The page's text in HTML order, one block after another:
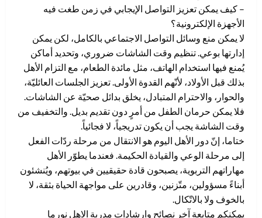
– كيف يمكن تعزيز التواصل الإيجابي في زمن طغت فيه
الأجهزة الإلكترونية؟
لا يمكن منع وسائل التواصل الاجتماعي بالكامل، لكن يمكن
إدارتها بوعي. تنظيم وقت الشاشات ضروري، وتحديد أماكن
يُمنع فيها استخدام الهاتف، مثل مائدة الطعام، مع التزام الأهل
بذلك قبل الأولاد، لأنّهم القدوة الأولى. تعزيز الجلسات العائليّة،
والحوار، والاحترام المتبادل، يخلق بدائل صحيّة عن الشاشات.
فلا يمكن حرمان الطفل من أمرٍ دون تقديم بديل. والتخفيف من
وقت الشاشة يجب أن يكون تدريجياً، لا فجائياً.
ختاما، إنّ دور الأهل اليوم هو الانتقال من مرحلة ردّات الفعل
إلى مرحلة الوعي والقيادة الحكيمة. فعندما يطوّر الأهل
مهاراتهم التربوية، يصبحون قادة حقيقيين في بيوتهم، ويُنشئون
أبناءً مسؤولين، متّزنين، وقادرين على مواجهة الحياة بثقة، لا
بالخوف ولا بالاتّكال.
يمكنكم متابعة آخر نصائح وارشادات مدربة الاهل نورما